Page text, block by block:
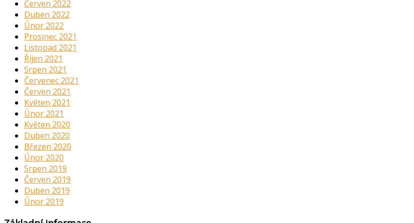
Červen 2022
Duben 2022
Únor 2022
Prosinec 2021
Listopad 2021
Říjen 2021
Srpen 2021
Červenec 2021
Červen 2021
Květen 2021
Únor 2021
Květen 2020
Duben 2020
Březen 2020
Únor 2020
Srpen 2019
Červen 2019
Duben 2019
Únor 2019